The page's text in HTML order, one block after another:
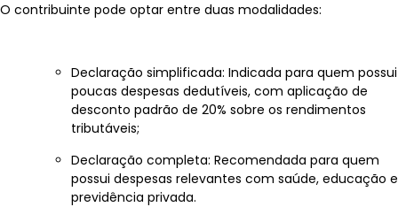
O contribuinte pode optar entre duas modalidades:
Declaração simplificada: Indicada para quem possui
poucas despesas dedutíveis, com aplicação de
desconto padrão de 20% sobre os rendimentos
tributáveis;
Declaração completa: Recomendada para quem
possui despesas relevantes com saúde, educação e
previdência privada.